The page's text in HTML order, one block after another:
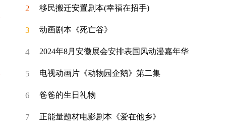
2 移民搬迁安置剧本(幸福在招手)
3 动画剧本《死亡谷》
4 2024年8月安徽展会安排表国风动漫嘉年华
5 电视动画片《动物园企鹅》第二集
6 爸爸的生日礼物
7 正能量题材电影剧本《爱在他乡》